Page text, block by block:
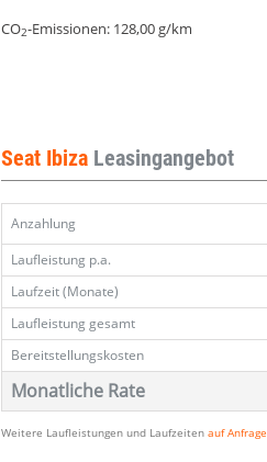
1.0
Eco
MFL
1.0
Eco
MFL
1.0
Eco
MFL
1.0
Eco
MFL
1.0
Eco
MFL
CO2-Emissionen: 128,00 g/km
Seat Ibiza Leasingangebot
Anzahlung
Laufleistung p.a.
Laufzeit (Monate)
Laufleistung gesamt
Bereitstellungskosten
Monatliche Rate
Weitere Laufleistungen und Laufzeitenauf Anfrage